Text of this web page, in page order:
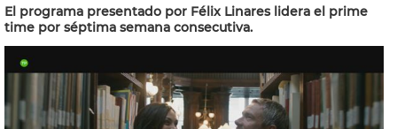
El programa presentado por Félix Linares lidera el prime
time por séptima semana consecutiva.